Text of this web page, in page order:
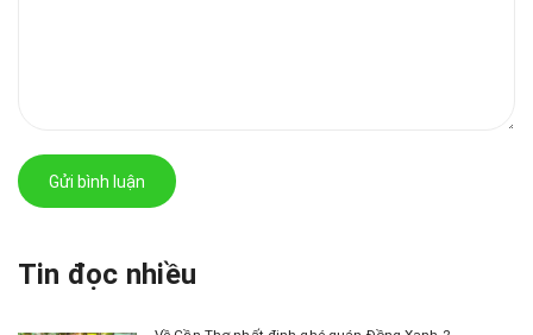
Gửi bình luận
Tin đọc nhiều